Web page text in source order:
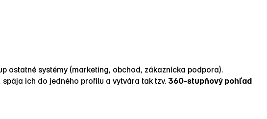
ostatné systémy (marketing, obchod, zákaznícka podpora).
spája ich do jedného profilu a vytvára tak tzv. 360‑stupňový pohľad